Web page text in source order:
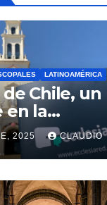
LATINOAMÉRICA
Chile, un
en la
digital
2025 CLAUDIO